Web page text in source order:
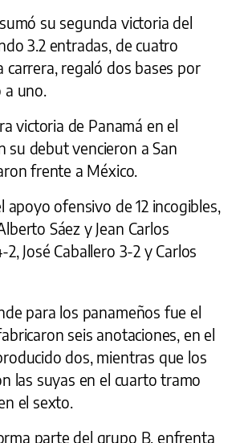
su segunda victoria del
3.2 entradas, de cuatro
carrera, regaló dos bases por
a uno.
victoria de Panamá en el
su debut vencieron a San
frente a México.
apoyo ofensivo de 12 incogibles,
Sáez y Jean Carlos
José Caballero 3-2 y Carlos
para los panameños fue el
seis anotaciones, en el
dos, mientras que los
las suyas en el cuarto tramo
el sexto.
parte del grupo B, enfrenta